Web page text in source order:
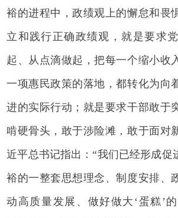
裕的进程中，政绩观上的懈怠和畏
立和践行正确政绩观，就是要求
起、从点滴做起，把每一个缩小收
一项惠民政策的落地，都转化为向
进的实际行动；就是要求干部敢于
啃硬骨头，敢于涉险滩，敢于面对
近平总书记指出：“我们已经形成促
裕的一整套思想理念、制度安排、
动高质量发展、做好做大‘蛋糕’